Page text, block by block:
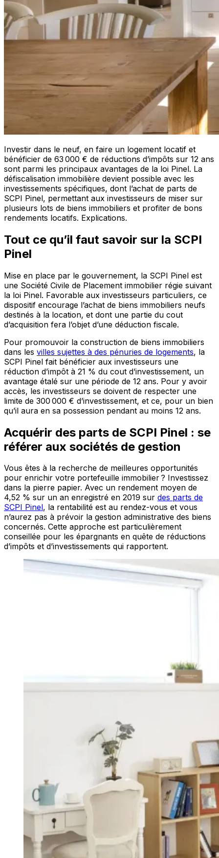
Investir dans le neuf, en faire un logement locatif et
bénéficier de 63 000 € de réductions d’impôts sur 12 ans
sont parmi les principaux avantages de la loi Pinel. La
défiscalisation immobilière devient possible avec les
investissements spécifiques, dont l’achat de parts de
SCPI Pinel, permettant aux investisseurs de miser sur
plusieurs lots de biens immobiliers et profiter de bons
rendements locatifs. Explications.
Tout ce qu’il faut savoir sur la SCPI
Pinel
Mise en place par le gouvernement, la SCPI Pinel est
une Société Civile de Placement immobilier régie suivant
la loi Pinel. Favorable aux investisseurs particuliers, ce
dispositif encourage l’achat de biens immobiliers neufs
destinés à la location, et dont une partie du cout
d’acquisition fera l’objet d’une déduction fiscale.
Pour promouvoir la construction de biens immobiliers
dans les villes sujettes à des pénuries de logements, la
SCPI Pinel fait bénéficier aux investisseurs une
réduction d’impôt à 21 % du cout d’investissement, un
avantage étalé sur une période de 12 ans. Pour y avoir
accès, les investisseurs se doivent de respecter une
limite de 300 000 € d’investissement, et ce, pour un bien
qu’il aura en sa possession pendant au moins 12 ans.
Acquérir des parts de SCPI Pinel : se
référer aux sociétés de gestion
Vous êtes à la recherche de meilleures opportunités
pour enrichir votre portefeuille immobilier ? Investissez
dans la pierre papier. Avec un rendement moyen de
4,52 % sur un an enregistré en 2019 sur des parts de
SCPI Pinel, la rentabilité est au rendez-vous et vous
n’aurez pas à prévoir la gestion administrative des biens
concernés. Cette approche est particulièrement
conseillée pour les épargnants en quête de réductions
d’impôts et d’investissements qui rapportent.